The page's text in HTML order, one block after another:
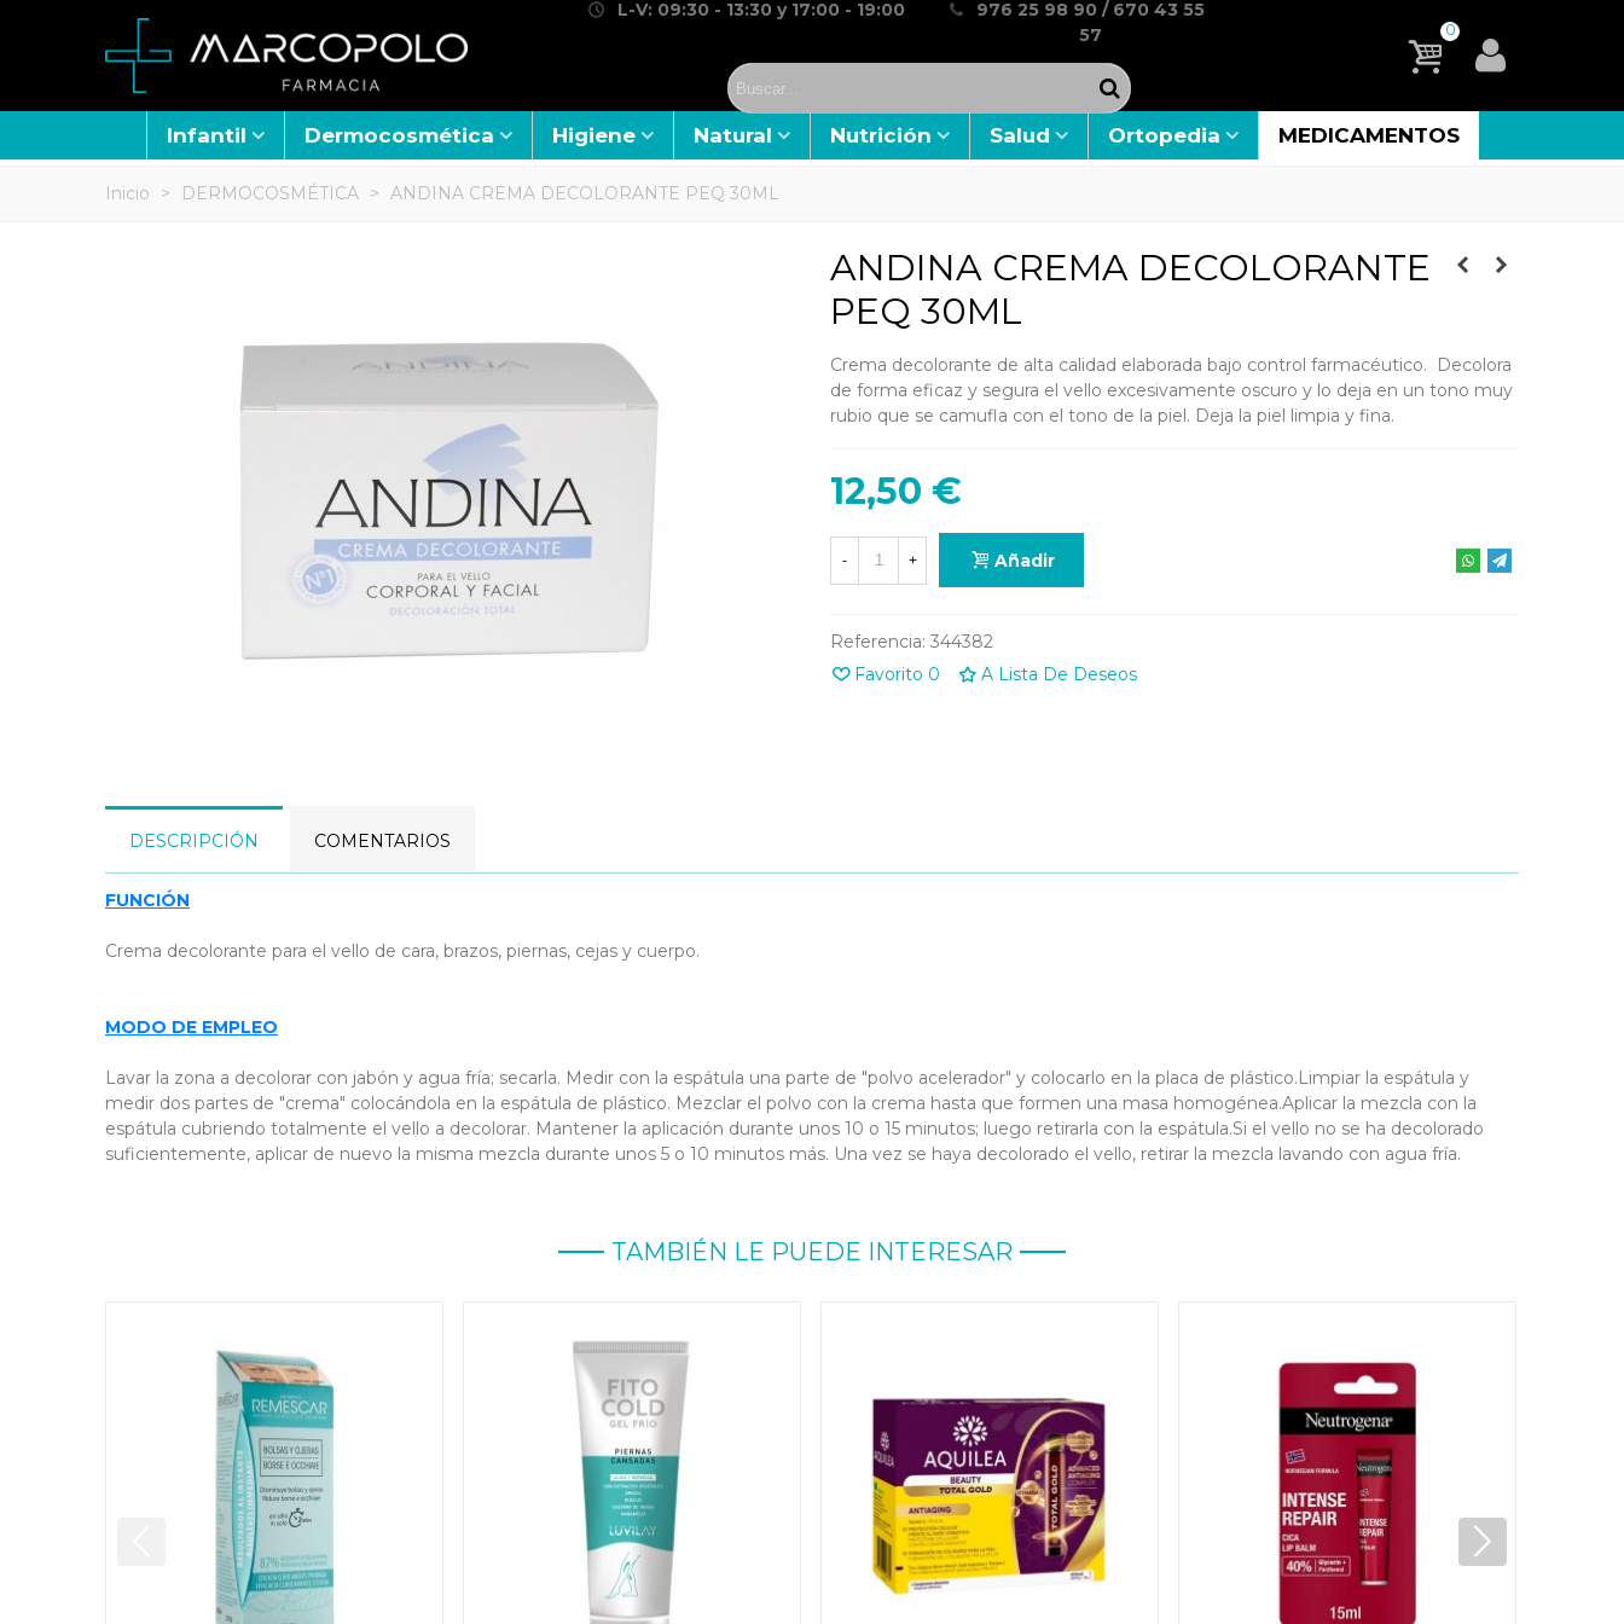
L-V: 09:30 - 13:30 y 17:00 - 19:00
976 25 98 90 / 670 43 55
57
0
Infantil Dermocosmética Higiene Natural Nutrición Salud Ortopedia MEDICAMENTOS
Inicio > DERMOCOSMÉTICA > ANDINA CREMA DECOLORANTE PEQ 30ML
ANDINA CREMA DECOLORANTE
PEQ 30ML
Crema decolorante de alta calidad elaborada bajo control farmacéutico. Decolora
de forma eficaz y segura el vello excesivamente oscuro y lo deja en un tono muy
rubio que se camufla con el tono de la piel. Deja la piel limpia y fina.
12,50 €
- + Añadir
Referencia: 344382
Favorito 0 A Lista De Deseos
DESCRIPCIÓN COMENTARIOS
FUNCIÓN
Crema decolorante para el vello de cara, brazos, piernas, cejas y cuerpo.
MODO DE EMPLEO
Lavar la zona a decolorar con jabón y agua fría; secarla. Medir con la espátula una parte de "polvo acelerador" y colocarlo en la placa de plástico.Limpiar la espátula y
medir dos partes de "crema" colocándola en la espátula de plástico. Mezclar el polvo con la crema hasta que formen una masa homogénea.Aplicar la mezcla con la
espátula cubriendo totalmente el vello a decolorar. Mantener la aplicación durante unos 10 o 15 minutos; luego retirarla con la espátula.Si el vello no se ha decolorado
suficientemente, aplicar de nuevo la misma mezcla durante unos 5 o 10 minutos más. Una vez se haya decolorado el vello, retirar la mezcla lavando con agua fría.
TAMBIÉN LE PUEDE INTERESAR